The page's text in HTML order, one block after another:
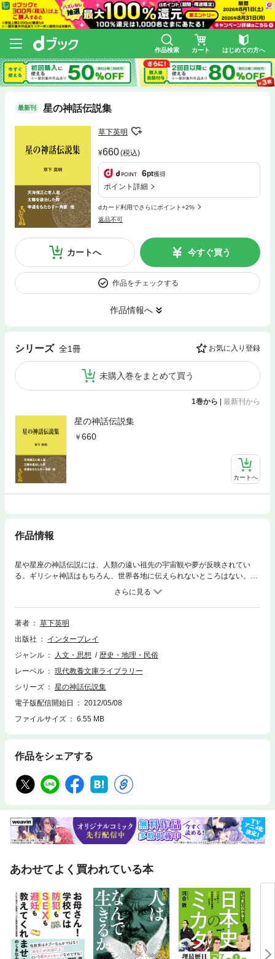
作品検索 カート はじめての方へ
最新刊 星の神話伝説集
草下英明
660(税込)
6pt獲得
ポイント詳細
dカード利用でさらにポイント+2%
返品不可
カートへ 今すぐ買う
作品をチェックする
作品情報へ
シリーズ 全1冊 お気に入り登録
未購入巻をまとめて買う
1巻から | 最新刊から
星の神話伝説集
660
カートへ
作品情報
星や星座の神話伝説には、人類の遠い祖先の宇宙観や夢が反映されてい
る。ギリシャ神話はもちろん、世界各地に伝えられないところはない。地
域別、星座別、太陽系の神々とに蒐集集約した本書は、ファンタジーの祖
著者
草下英明
出版社
インタープレイ
ジャンル
人文・思想
歴史・地理・民俗
レーベル
現代教養文庫ライブラリー
シリーズ
星の神話伝説集
電子版配信開始日
2012/05/08
ファイルサイズ
6.55 MB
作品をシェアする
あわせてよく買われている本